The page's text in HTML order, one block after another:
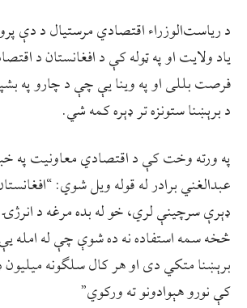
د ریاست‌الوزراء اقتصادي مرستیال د دې
یاد ولایت او په ټوله کې د افغانستان د
فرصت بللی او په وینا یې چې د چارو په
د برېښنا ستونزه تر ډېره کمه شي.
په ورته وخت کې د اقتصادي معاونیت په
عبدالغني برادر له قوله ویل شوي:
ډېرې سرچینې لري، خو له بده مرغه د
څخه سمه استفاده نه ده شوې چې له امله یې
برېښنا متکي دی او هر کال سلګونه میلیون
کې نورو هېوادونو ته ورکوي”